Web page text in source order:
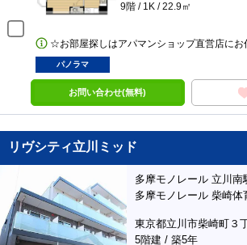
9階 / 1K / 22.9㎡
☆お部屋探しはアパマンショップ直営店に
パノラマ
お問い合わせ(無料)
リヴシティ立川ミッド
多摩モノレール 立川南
多摩モノレール 柴崎体
東京都立川市柴崎町３
5階建 / 築5年